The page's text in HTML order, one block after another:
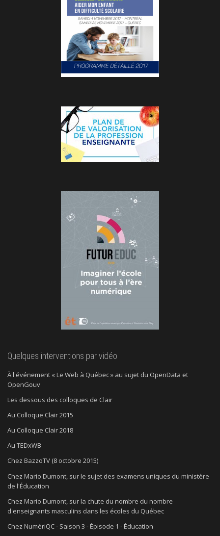
Quelques interventions par vidéo
À l'événement « Le Web à Québec » au sujet du OpenData et
OpenGouv
Les dessous des colloques de Clair
Au Colloque Clair 2015
Au Colloque Clair 2018
Au TEDxWB
Chez BazzoTV (8 octobre 2015)
Chez Mario Dumont, sur le sujet des examens uniques du ministère
de l'Éducation
Chez Mario Dumont, sur la chute du nombre du nombre
d'enseignants masculins dans les écoles du Québec
Chez NumériQC - Saison 3 - Épisode 1 - Éducation